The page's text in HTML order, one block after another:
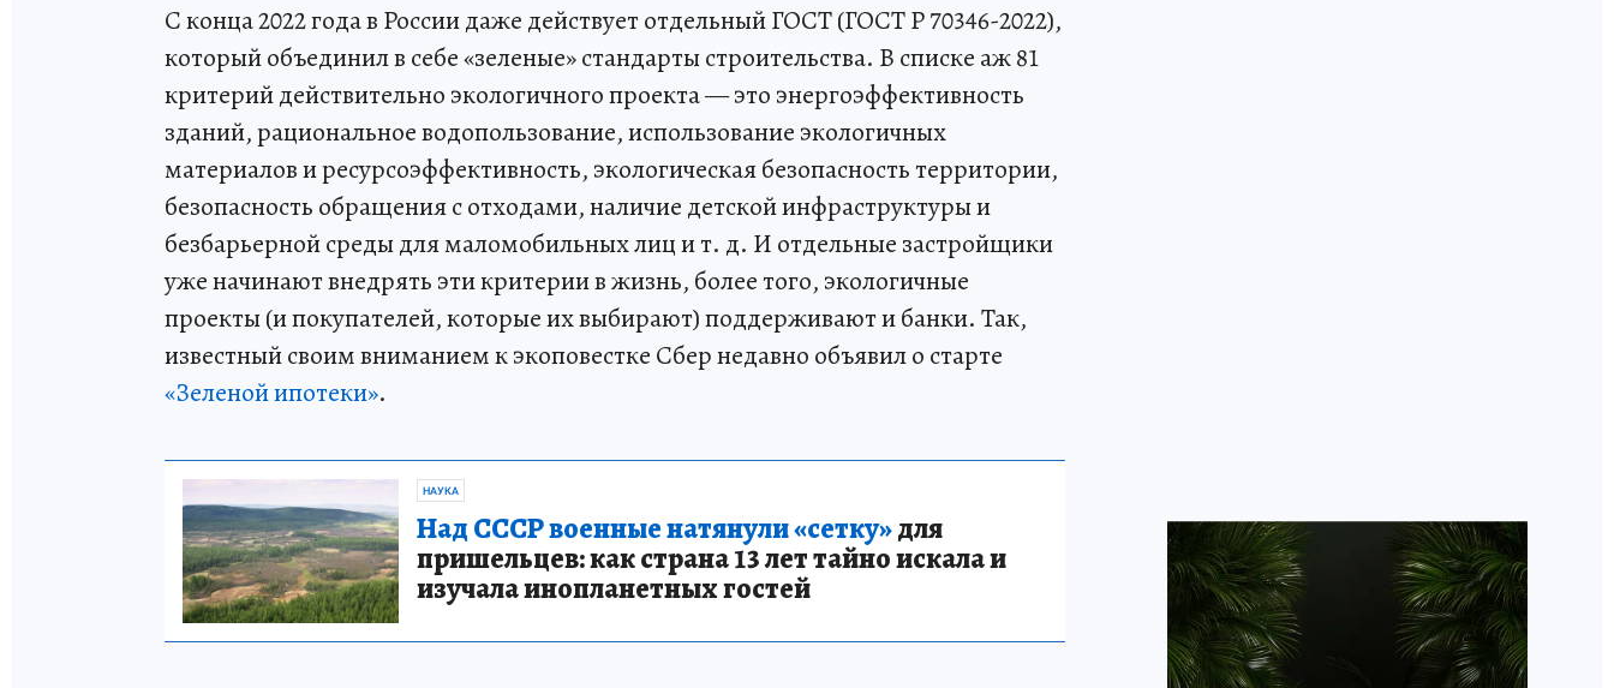
С конца 2022 года в России даже действует отдельный ГОСТ (ГОСТ Р 70346-2022),
который объединил в себе «зеленые» стандарты строительства. В списке аж 81
критерий действительно экологичного проекта — это энергоэффективность
зданий, рациональное водопользование, использование экологичных
материалов и ресурсоэффективность, экологическая безопасность территории,
безопасность обращения с отходами, наличие детской инфраструктуры и
безбарьерной среды для маломобильных лиц и т. д. И отдельные застройщики
уже начинают внедрять эти критерии в жизнь, более того, экологичные
проекты (и покупателей, которые их выбирают) поддерживают и банки. Так,
известный своим вниманием к экоповестке Сбер недавно объявил о старте
«Зеленой ипотеки».
НАУКА
Над СССР военные натянули «сетку»для
пришельцев: как страна 13 лет тайно искала и
изучала инопланетных гостей